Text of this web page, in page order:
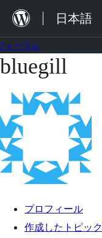
を
ス
プ
日本語
ォーラム
コ
ン
ツ
へ
ス
bluegill
プロフィール
作成したトピック